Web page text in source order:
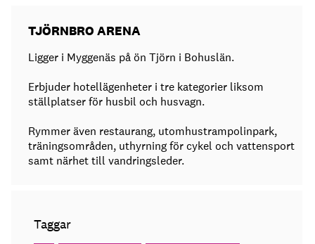
TJÖRNBRO ARENA
Ligger i Myggenäs på ön Tjörn i Bohuslän.
Erbjuder hotellägenheter i tre kategorier liksom
ställplatser för husbil och husvagn.
Rymmer även restaurang, utomhustrampolinpark,
träningsområden, uthyrning för cykel och vattensport
samt närhet till vandringsleder.
Taggar